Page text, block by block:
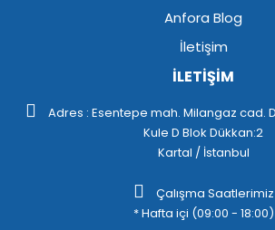
Anfora Blog
İletişim
İLETİŞİM
Adres : Esentepe mah. Milangaz cad.
Kule D Blok Dükkan:2
Kartal / İstanbul
Çalışma Saatlerimiz
* Hafta içi (09:00 - 18:00)